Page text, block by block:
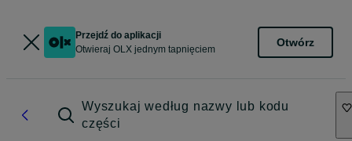
Przejdź do aplikacji
Otwieraj OLX jednym tapnięciem
Otwórz
Wyszukaj według nazwy lub kodu
części